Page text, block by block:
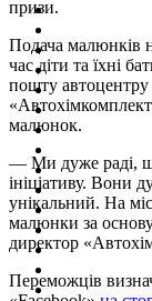
призи.
Подача малюнків
час діти та їхні
пошту
малюнок.
— Ми дуже раді,
ініціативу. Вони
унікальний. На
малюнки за
директор
Переможців